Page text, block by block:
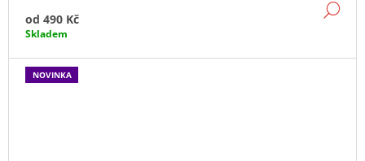
od 490 Kč
Skladem
NOVINKA